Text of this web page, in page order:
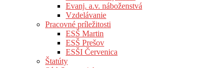
Evanj. a.v. náboženstvá
Vzdelávanie
Pracovné príležitosti
ESŠ Martin
ESŠ Prešov
ESŠI Červenica
Štatúty